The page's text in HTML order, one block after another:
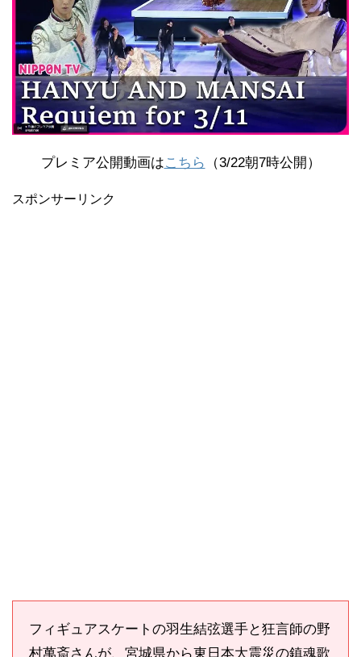
プレミア公開動画はこちら （3/22朝7時公開）
スポンサーリンク
フィギュアスケートの羽生結弦選手と狂言師の野
村萬斎さんが、宮城県から東日本大震災の鎮魂歌